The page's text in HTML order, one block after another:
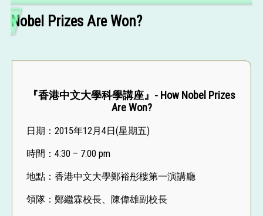
Nobel Prizes Are Won?
『香港中文大學科學講座』- How Nobel Prizes
Are Won?
日期：2015年12月4日(星期五)
時間：4:30 – 7:00 pm
地點：香港中文大學鄭裕彤樓第一演講廳
領隊：鄭繼霖校長、陳偉雄副校長